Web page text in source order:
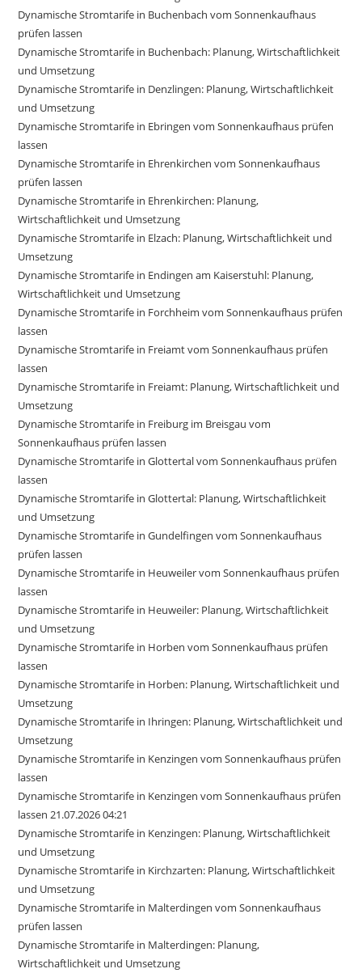
Dynamische Stromtarife in Buchenbach vom Sonnenkaufhaus
prüfen lassen
Dynamische Stromtarife in Buchenbach: Planung, Wirtschaftlichkeit
und Umsetzung
Dynamische Stromtarife in Denzlingen: Planung, Wirtschaftlichkeit
und Umsetzung
Dynamische Stromtarife in Ebringen vom Sonnenkaufhaus prüfen
lassen
Dynamische Stromtarife in Ehrenkirchen vom Sonnenkaufhaus
prüfen lassen
Dynamische Stromtarife in Ehrenkirchen: Planung,
Wirtschaftlichkeit und Umsetzung
Dynamische Stromtarife in Elzach: Planung, Wirtschaftlichkeit und
Umsetzung
Dynamische Stromtarife in Endingen am Kaiserstuhl: Planung,
Wirtschaftlichkeit und Umsetzung
Dynamische Stromtarife in Forchheim vom Sonnenkaufhaus prüfen
lassen
Dynamische Stromtarife in Freiamt vom Sonnenkaufhaus prüfen
lassen
Dynamische Stromtarife in Freiamt: Planung, Wirtschaftlichkeit und
Umsetzung
Dynamische Stromtarife in Freiburg im Breisgau vom
Sonnenkaufhaus prüfen lassen
Dynamische Stromtarife in Glottertal vom Sonnenkaufhaus prüfen
lassen
Dynamische Stromtarife in Glottertal: Planung, Wirtschaftlichkeit
und Umsetzung
Dynamische Stromtarife in Gundelfingen vom Sonnenkaufhaus
prüfen lassen
Dynamische Stromtarife in Heuweiler vom Sonnenkaufhaus prüfen
lassen
Dynamische Stromtarife in Heuweiler: Planung, Wirtschaftlichkeit
und Umsetzung
Dynamische Stromtarife in Horben vom Sonnenkaufhaus prüfen
lassen
Dynamische Stromtarife in Horben: Planung, Wirtschaftlichkeit und
Umsetzung
Dynamische Stromtarife in Ihringen: Planung, Wirtschaftlichkeit und
Umsetzung
Dynamische Stromtarife in Kenzingen vom Sonnenkaufhaus prüfen
lassen
Dynamische Stromtarife in Kenzingen vom Sonnenkaufhaus prüfen
lassen 21.07.2026 04:21
Dynamische Stromtarife in Kenzingen: Planung, Wirtschaftlichkeit
und Umsetzung
Dynamische Stromtarife in Kirchzarten: Planung, Wirtschaftlichkeit
und Umsetzung
Dynamische Stromtarife in Malterdingen vom Sonnenkaufhaus
prüfen lassen
Dynamische Stromtarife in Malterdingen: Planung,
Wirtschaftlichkeit und Umsetzung